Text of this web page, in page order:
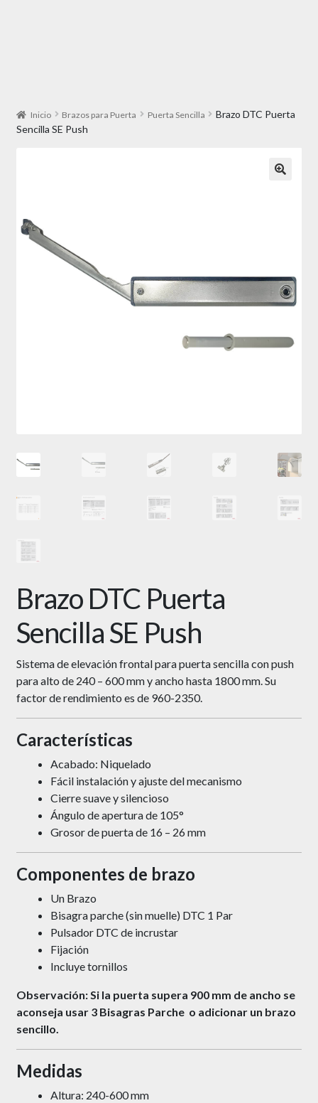
Inicio Brazos para Puerta Puerta Sencilla
Brazo DTC Puerta
Sencilla SE Push
Brazo DTC Puerta
Sencilla SE Push
Sistema de elevación frontal para puerta sencilla con push
para alto de 240 – 600 mm y ancho hasta 1800 mm. Su
factor de rendimiento es de 960-2350.
Características
Acabado: Niquelado
Fácil instalación y ajuste del mecanismo
Cierre suave y silencioso
Ángulo de apertura de 105°
Grosor de puerta de 16 – 26 mm
Componentes de brazo
Un Brazo
Bisagra parche (sin muelle) DTC 1 Par
Pulsador DTC de incrustar
Fijación
Incluye tornillos
Observación: Si la puerta supera 900 mm de ancho se
aconseja usar 3 Bisagras Parche o adicionar un brazo
sencillo.
Medidas
Altura: 240-600 mm